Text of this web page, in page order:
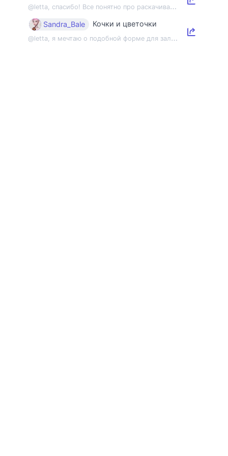
@
letta, спасибо! Все понятно про раскачивание пленэрной мышцы, но напомнить об э...
Sandra_Bale Кочки и цветочки
@
letta, я мечтаю о подобной форме для зала 😂